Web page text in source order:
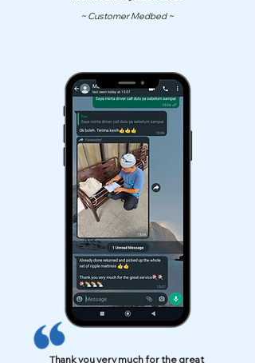
~ Customer Medbed ~
Thank you very much for the great